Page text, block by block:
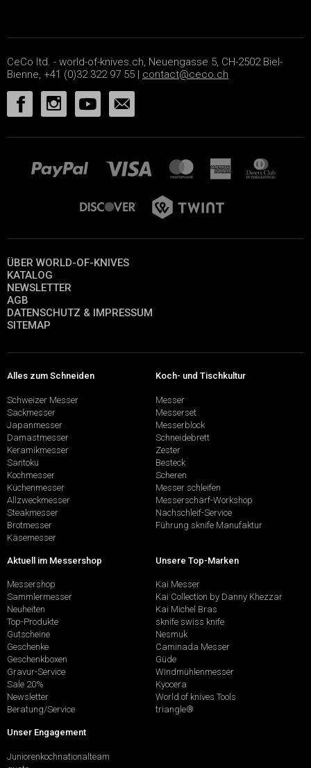
CeCo ltd. - world-of-knives.ch, Neuengasse 5, CH-2502 Biel-
Bienne, +41 (0)32 322 97 55 | contact@ceco.ch
ÜBER WORLD-OF-KNIVES
KATALOG
NEWSLETTER
AGB
DATENSCHUTZ & IMPRESSUM
SITEMAP
Alles zum Schneiden
Schweizer Messer
Sackmesser
Japanmesser
Damastmesser
Keramikmesser
Santoku
Kochmesser
Küchenmesser
Allzweckmesser
Steakmesser
Brotmesser
Käsemesser
Koch- und Tischkultur
Messer
Messerset
Messerblock
Schneidebrett
Zester
Besteck
Scheren
Messer schleifen
Messerschärf-Workshop
Nachschleif-Service
Führung sknife Manufaktur
Aktuell im Messershop
Messershop
Sammlermesser
Neuheiten
Top-Produkte
Gutscheine
Geschenke
Geschenkboxen
Gravur-Service
Sale 20%
Newsletter
Beratung/Service
Unsere Top-Marken
Kai Messer
Kai Collection by Danny Khezzar
Kai Michel Bras
sknife swiss knife
Nesmuk
Caminada Messer
Güde
Windmühlenmesser
Kyocera
World of knives Tools
triangle®
Unser Engagement
Juniorenkochnationalteam